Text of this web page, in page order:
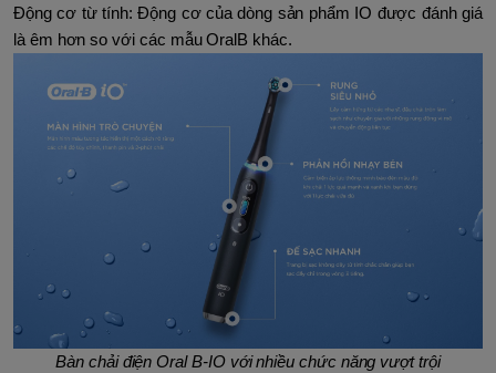
Động cơ từ tính: Động cơ của dòng sản phẩm IO được đánh giá
là êm hơn so với các mẫu OralB khác.
Bàn chải điện Oral B-IO với nhiều chức năng vượt trội